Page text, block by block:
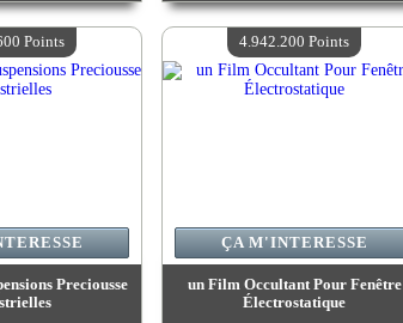
700 Points
:4
Valeur :5 603 400 Points
Quantité Disponible :4
Preciousse
Points
un Film Occultant Pour Fenêtre
Électrostatique
ÇA M'INTERESSE
4.942.200 Points